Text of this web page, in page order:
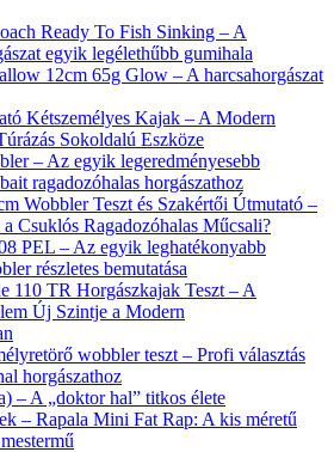
Ready To Fish Sinking – A
egyik legélethűbb gumihala
12cm 65g Glow – A harcsahorgászat
Kétszemélyes Kajak – A Modern
Sokoldalú Eszköze
– Az egyik legeredményesebb
ragadozóhalas horgászathoz
Wobbler Teszt és Szakértői Útmutató –
Csuklós Ragadozóhalas Műcsali?
PEL – Az egyik leghatékonyabb
részletes bemutatása
110 TR Horgászkajak Teszt – A
Új Szintje a Modern
wobbler teszt – Profi választás
horgászathoz
– A „doktor hal” titkos élete
– Rapala Mini Fat Rap: A kis méretű